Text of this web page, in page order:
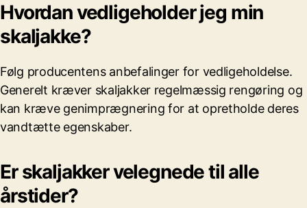
Hvordan vedligeholder jeg min
skaljakke?
Følg producentens anbefalinger for vedligeholdelse.
Generelt kræver skaljakker regelmæssig rengøring og
kan kræve genimprægnering for at opretholde deres
vandtætte egenskaber.
Er skaljakker velegnede til alle
årstider?